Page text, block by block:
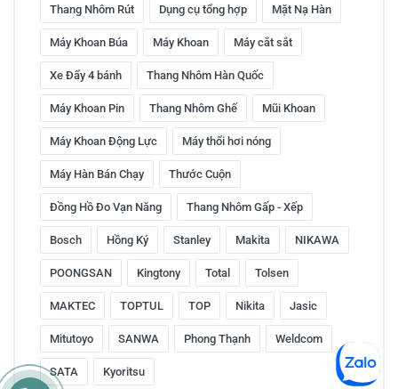
Thang Nhôm Rút Dụng cụ tổng hợp Mặt Nạ Hàn
Máy Khoan Búa Máy Khoan Máy cắt sắt
Xe Đẩy 4 bánh Thang Nhôm Hàn Quốc
Máy Khoan Pin Thang Nhôm Ghế Mũi Khoan
Máy Khoan Động Lực Máy thổi hơi nóng
Máy Hàn Bán Chạy Thước Cuộn
Đồng Hồ Đo Vạn Năng Thang Nhôm Gấp - Xếp
Bosch Hồng Ký Stanley Makita NIKAWA
POONGSAN Kingtony Total Tolsen
MAKTEC TOPTUL TOP Nikita Jasic
Mitutoyo SANWA Phong Thạnh Weldcom
SATA Kyoritsu